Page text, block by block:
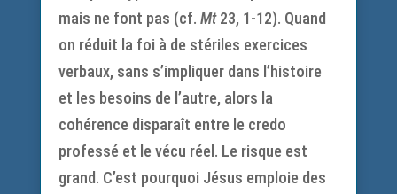
mais ne font pas (cf. Mt23, 1-12). Quand
on réduit la foi à de stériles exercices
verbaux, sans s’impliquer dans l’histoire
et les besoins de l’autre, alors la
cohérence disparaît entre le credo
professé et le vécu réel. Le risque est
grand. C’est pourquoi Jésus emploie des